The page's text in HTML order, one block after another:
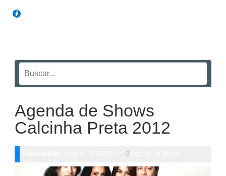
Agenda de Shows
Calcinha Preta 2012